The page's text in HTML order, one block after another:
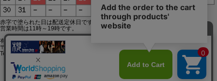
赤字で塗られた日は配送定休日です。
営業時間は11時～19時です。
有限会社ジップジップ SakuraStyle通販事業部
〒650-0021 神戸市中央区三宮町3-9-19イトウビル1,4F
Tel:078-332-2013 FAX:078-333-6644